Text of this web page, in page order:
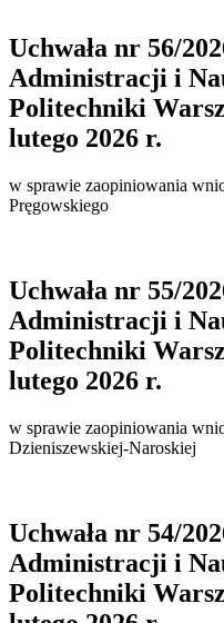
Uchwała nr 56/
Administracji i
Politechniki
lutego 2026 r.
w sprawie zaopiniowania
Pręgowskiego
Uchwała nr 55/
Administracji i
Politechniki
lutego 2026 r.
w sprawie zaopiniowania
Dzieniszewskiej-Naroskiej
Uchwała nr 54/
Administracji i
Politechniki